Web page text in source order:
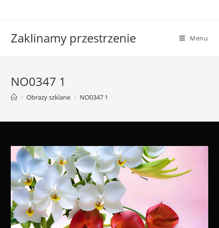
Zaklinamy przestrzenie Menu
NO0347 1
> Obrazy szklane > NO0347 1